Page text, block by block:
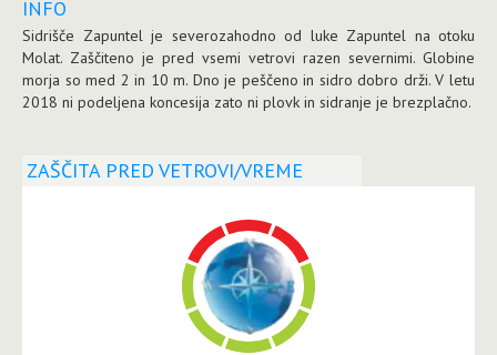
INFO
Sidrišče Zapuntel je severozahodno od luke Zapuntel na otoku
Molat. Zaščiteno je pred vsemi vetrovi razen severnimi. Globine
morja so med 2 in 10 m. Dno je peščeno in sidro dobro drži. V letu
2018 ni podeljena koncesija zato ni plovk in sidranje je brezplačno.
ZAŠČITA PRED VETROVI/VREME